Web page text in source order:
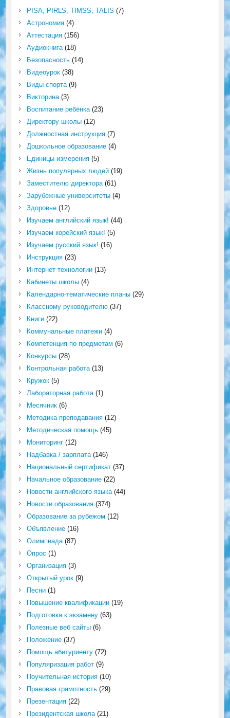
PISA, PIRLS, TIMSS, TALIS (7)
Астрономия(4)
Аттестация(156)
Аудиокнига(18)
Безопасность(14)
Видеоурок(38)
Виды спорта(9)
Викторина(3)
Воспитание ребёнка(23)
Директору школы(12)
Должностная инструкция(7)
Дошкольное образование(4)
Единицы измерения(5)
Жизнь популярных людей(19)
Заместителю директора(61)
Зарубежные университеты(4)
Здоровье(12)
Изучаем английский язык! (44)
Изучаем корейский язык! (5)
Изучаем русский язык! (16)
Инструкция(23)
Интернет технологии(13)
Кабинеты школы(4)
Календарно-тематические планы(29)
Классному руководителю(37)
Книги(22)
Коммунальные платежи(4)
Компетенция по предметам (6)
Конкурсы(28)
Контрольная работа(13)
Кружок(5)
Лабораторная работа(1)
Месячник(6)
Методика преподавания(12)
Методическая помощь(45)
Мониторинг(12)
Надбавка / зарплата(146)
Национальный сертификат(37)
Начальное образование(22)
Новости английского языка(44)
Новости образования(374)
Образование за рубежом (12)
Объявление(16)
Олимпиада(87)
Опрос (1)
Организация(3)
Открытый урок(9)
Песни(1)
Повышение квалификации(19)
Подготовка к экзамену(63)
Полезные веб сайты(6)
Положение(37)
Помощь абитуриенту(72)
Популяризация работ(9)
Поучительная история(10)
Правовая грамотность(29)
Презентация(22)
Президентская школа(21)